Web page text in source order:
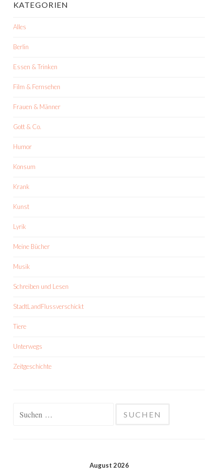
KATEGORIEN
Alles
Berlin
Essen & Trinken
Film & Fernsehen
Frauen & Männer
Gott & Co.
Humor
Konsum
Krank
Kunst
Lyrik
Meine Bücher
Musik
Schreiben und Lesen
StadtLandFlussverschickt
Tiere
Unterwegs
Zeitgeschichte
August 2026